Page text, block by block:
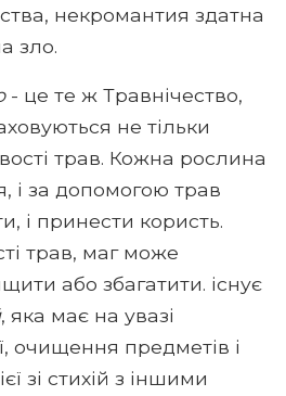
некромантия здатна
зло.
- це те ж Травнічество,
не тільки
трав. Кожна рослина
і за допомогою трав
і принести користь.
трав, маг може
або збагатити. існує
, яка має на увазі
очищення предметів і
зі стихій з іншими